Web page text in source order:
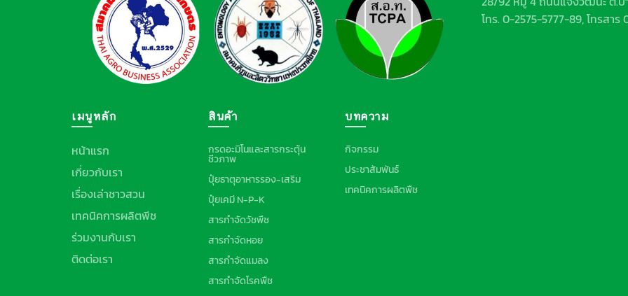
เมนูหลัก
เรื่องเล่าชาวสวน
เทคนิคการผลิตพีช
ร่วมงานกับเรา
ติดต่อเรา
สินค้า
กรดอะมิโนและสารกระตุ้น
ปุ๋ยธาตุอาหารรอง-เสริม
ปุ๋ยเคมี N-P-K
สารกำจัดวัชพืช
สารกำจัดแมลง
สารกำจัดโรคพืช
ของพืช
สารเสริมประสิทธิภาพ
บทความ
กิจกรรม
เทคนิคการผลิตพืช